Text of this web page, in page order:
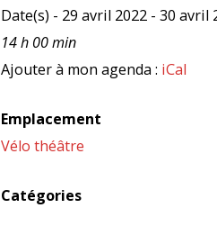
Date(s) - 29 avril 2022 - 30 avril
14 h 00 min
Ajouter à mon agenda : iCal
Emplacement
Vélo théâtre
Catégories